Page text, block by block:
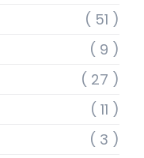
( 51 )
( 9 )
( 27 )
( 11 )
( 3 )